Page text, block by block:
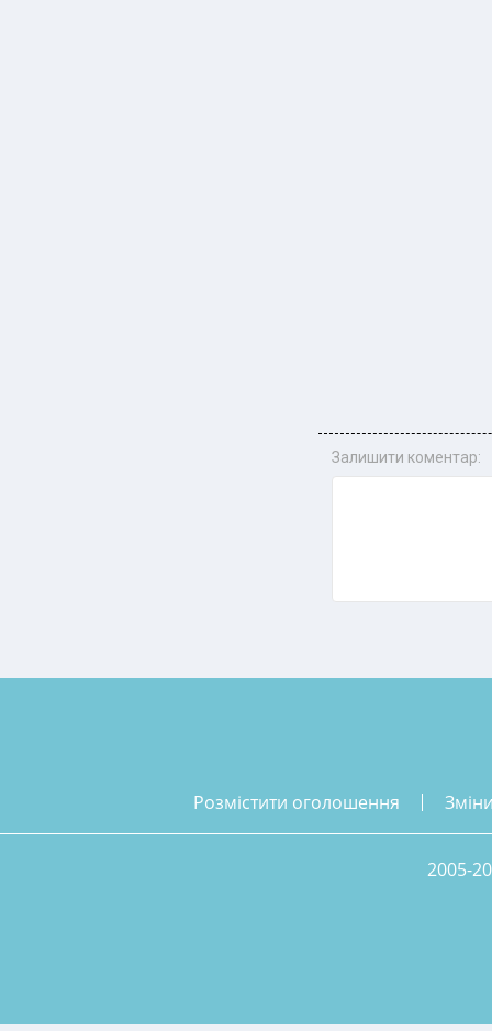
Залишити коментар:
розмістити оголошення
2005-